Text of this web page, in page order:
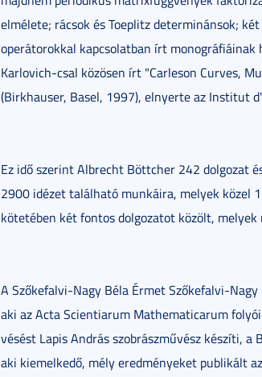
elmélete; rácsok és Toeplitz determinánsok;
operátorokkal kapcsolatban írt monográfiáinak
Karlovich-csal közösen írt "Carleson Curves,
(Birkhauser, Basel, 1997), elnyerte az Institut
Ez idő szerint Albrecht Böttcher 242 dolgozat
2900 idézet található munkáira, melyek közel
kötetében két fontos dolgozatot közölt,
A Szőkefalvi-Nagy Béla Érmet Szőkefalvi-
aki az Acta Scientiarum Mathematicarum
vésést Lapis András szobrászművész készíti,
aki kiemelkedő, mély eredményeket publikált